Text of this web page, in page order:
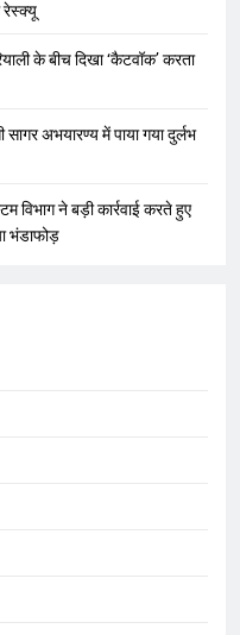
रेस्क्यू
के बीच दिखा ‘कैटवॉक’ करता
सागर अभयारण्य में पाया गया दुर्लभ
विभाग ने बड़ी कार्रवाई करते हुए
भंडाफोड़